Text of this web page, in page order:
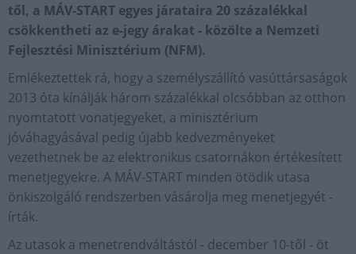
től, a MÁV-START egyes járataira 20 százalékkal
csökkentheti az e-jegy árakat - közölte a Nemzeti
Fejlesztési Minisztérium (NFM).
Emlékeztettek rá, hogy a személyszállító vasúttársaságok
2013 óta kínálják három százalékkal olcsóbban az otthon
nyomtatott vonatjegyeket, a minisztérium
jóváhagyásával pedig újabb kedvezményeket
vezethetnek be az elektronikus csatornákon értékesített
menetjegyekre. A MÁV-START minden ötödik utasa
önkiszolgáló rendszerben vásárolja meg menetjegyét -
írták.
Az utasok a menetrendváltástól - december 10-től - öt